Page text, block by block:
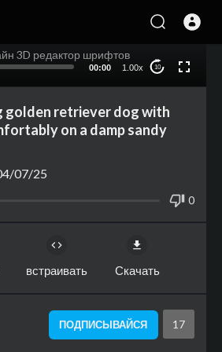
00:00 1.00x 10
golden retriever dog with
on a damp sandy
0
07/25
встраивать Скачать
ПОДПИСЫВАЙСЯ 17